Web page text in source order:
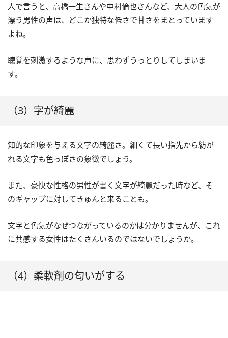
人で言うと、高橋一生さんや中村倫也さんなど、大人の色気が
漂う男性の声は、どこか独特な低さで甘さをまとっています
よね。
聴覚を刺激するような声に、思わずうっとりしてしまいま
す。
（3）字が綺麗
知的な印象を与える文字の綺麗さ。細くて長い指先から紡が
れる文字も色っぽさの象徴でしょう。
また、豪快な性格の男性が書く文字が綺麗だった時など、そ
のギャップに対してきゅんと来ることも。
文字と色気がなぜつながっているのかは分かりませんが、これ
に共感する女性はたくさんいるのではないでしょうか。
（4）柔軟剤の匂いがする